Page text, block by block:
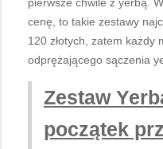
pierwsze chwile z yerbą.
cenę, to takie zestawy
120 złotych, zatem każdy
odprężającego sączenia
Zestaw
początek